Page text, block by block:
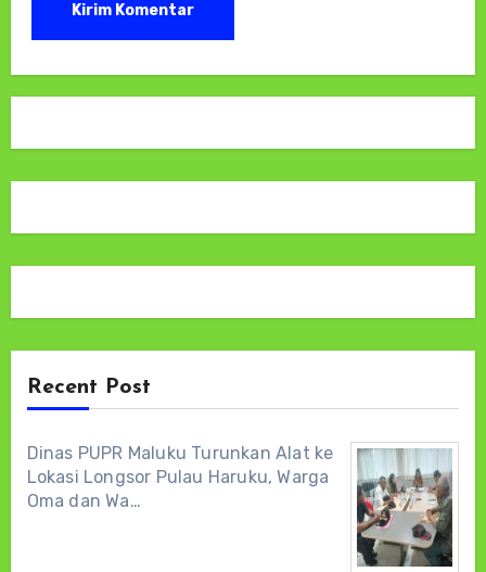
Recent Post
Dinas PUPR Maluku Turunkan Alat ke
Lokasi Longsor Pulau Haruku, Warga
Oma dan Wa…